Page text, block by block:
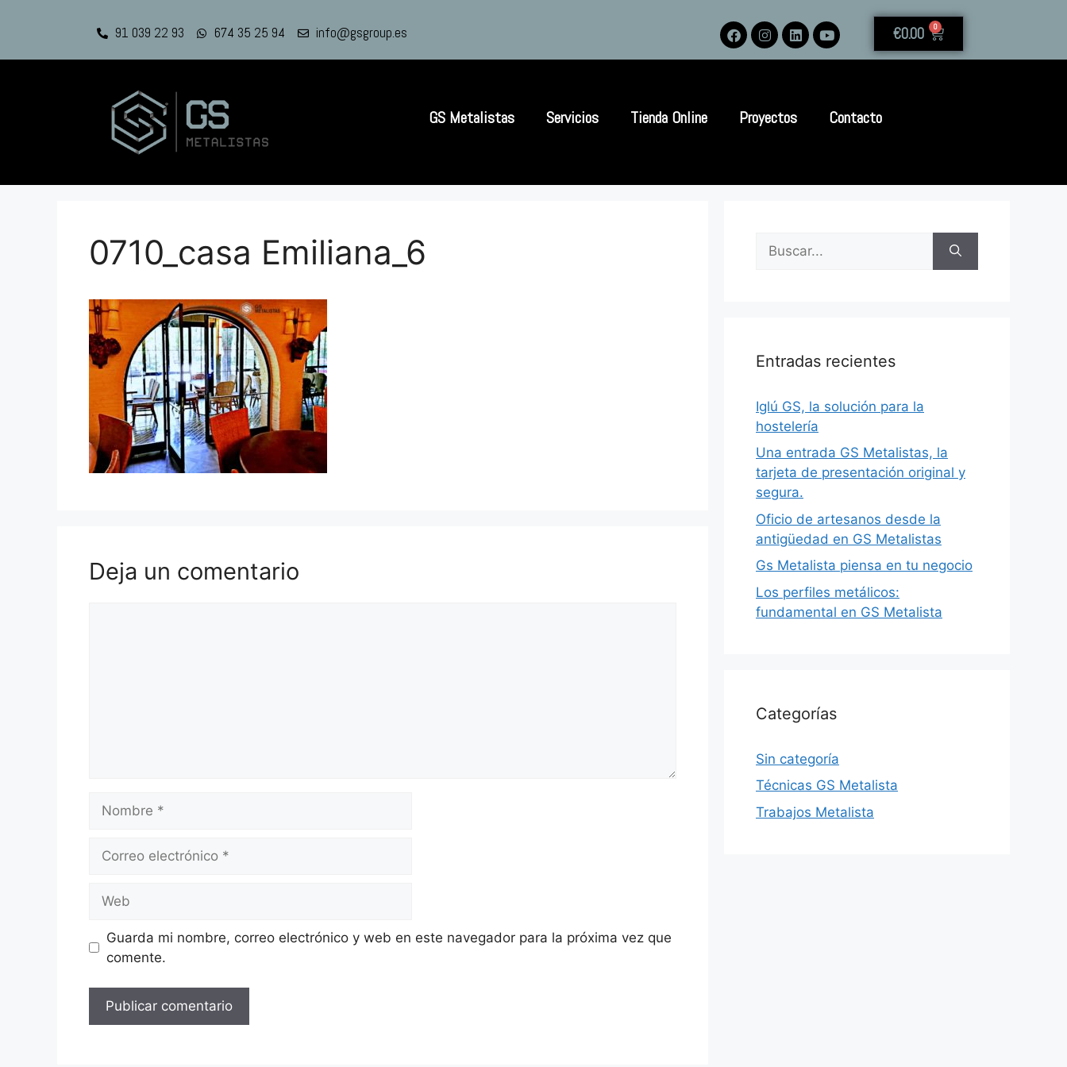
91 039 22 93 674 35 25 94 info@gsgroup.es €0.00 0
GS Metalistas Servicios Tienda Online Proyectos Contacto
0710_casa Emiliana_6
Deja un comentario
Guarda mi nombre, correo electrónico y web en este navegador para la próxima vez que
comente.
Entradas recientes
Iglú GS, la solución para la
hostelería
Una entrada GS Metalistas, la
tarjeta de presentación original y
segura.
Oficio de artesanos desde la
antigüedad en GS Metalistas
Gs Metalista piensa en tu negocio
Los perfiles metálicos:
fundamental en GS Metalista
Categorías
Sin categoría
Técnicas GS Metalista
Trabajos Metalista